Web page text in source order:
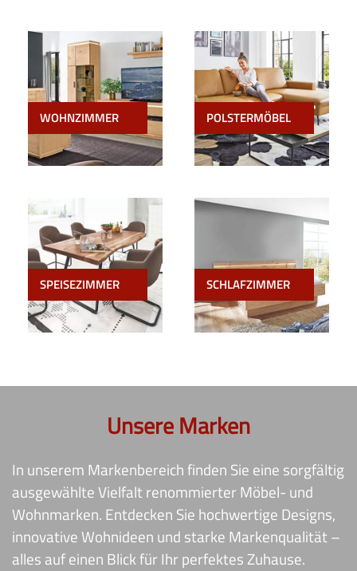
WOHNZIMMER POLSTERMÖBEL
SPEISEZIMMER SCHLAFZIMMER
Unsere Marken
In unserem Markenbereich finden Sie eine sorgfältig
ausgewählte Vielfalt renommierter Möbel- und
Wohnmarken. Entdecken Sie hochwertige Designs,
innovative Wohnideen und starke Markenqualität –
alles auf einen Blick für Ihr perfektes Zuhause.